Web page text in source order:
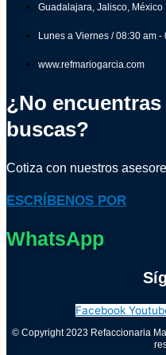
Guadalajara, Jalisco, México
Lunes a Viernes / 08:30 am -
www.refmariogarcia.com
¿No encuentras
buscas?
Cotiza con nuestros
ESCRÍBENOS POR
WhatsApp
Facebook
© Copyright 2023 Refaccionaria